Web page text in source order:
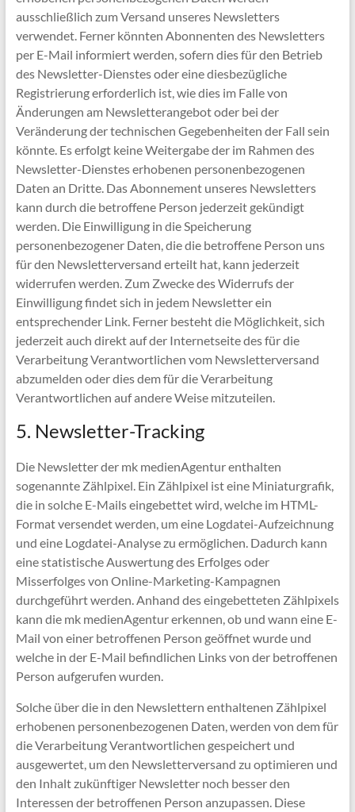
ausschließlich zum Versand unseres Newsletters
verwendet. Ferner könnten Abonnenten des Newsletters
per E-Mail informiert werden, sofern dies für den Betrieb
des Newsletter-Dienstes oder eine diesbezügliche
Registrierung erforderlich ist, wie dies im Falle von
Änderungen am Newsletterangebot oder bei der
Veränderung der technischen Gegebenheiten der Fall sein
könnte. Es erfolgt keine Weitergabe der im Rahmen des
Newsletter-Dienstes erhobenen personenbezogenen
Daten an Dritte. Das Abonnement unseres Newsletters
kann durch die betroffene Person jederzeit gekündigt
werden. Die Einwilligung in die Speicherung
personenbezogener Daten, die die betroffene Person uns
für den Newsletterversand erteilt hat, kann jederzeit
widerrufen werden. Zum Zwecke des Widerrufs der
Einwilligung findet sich in jedem Newsletter ein
entsprechender Link. Ferner besteht die Möglichkeit, sich
jederzeit auch direkt auf der Internetseite des für die
Verarbeitung Verantwortlichen vom Newsletterversand
abzumelden oder dies dem für die Verarbeitung
Verantwortlichen auf andere Weise mitzuteilen.
5. Newsletter-Tracking
Die Newsletter der mk medienAgentur enthalten
sogenannte Zählpixel. Ein Zählpixel ist eine Miniaturgrafik,
die in solche E-Mails eingebettet wird, welche im HTML-
Format versendet werden, um eine Logdatei-Aufzeichnung
und eine Logdatei-Analyse zu ermöglichen. Dadurch kann
eine statistische Auswertung des Erfolges oder
Misserfolges von Online-Marketing-Kampagnen
durchgeführt werden. Anhand des eingebetteten Zählpixels
kann die mk medienAgentur erkennen, ob und wann eine E-
Mail von einer betroffenen Person geöffnet wurde und
welche in der E-Mail befindlichen Links von der betroffenen
Person aufgerufen wurden.
Solche über die in den Newslettern enthaltenen Zählpixel
erhobenen personenbezogenen Daten, werden von dem für
die Verarbeitung Verantwortlichen gespeichert und
ausgewertet, um den Newsletterversand zu optimieren und
den Inhalt zukünftiger Newsletter noch besser den
Interessen der betroffenen Person anzupassen. Diese